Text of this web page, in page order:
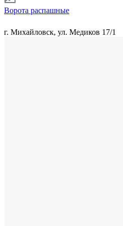
Ворота распашные
г. Михайловск, ул. Медиков 17/1